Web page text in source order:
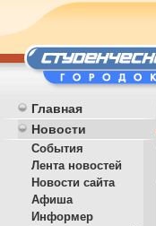
Главная
Новости
События
Лента новостей
Новости сайта
Афиша
Информер